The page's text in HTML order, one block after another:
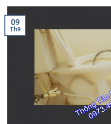
09
Th9